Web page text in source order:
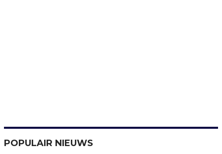
POPULAIR NIEUWS